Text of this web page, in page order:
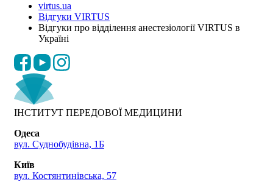
virtus.ua
Відгуки VIRTUS
Відгуки про відділення анестезіології VIRTUS в
Україні
ІНСТИТУТ ПЕРЕДОВОЇ МЕДИЦИНИ
Одеса
вул. Суднобудівна, 1Б
Київ
вул. Костянтинівська, 57